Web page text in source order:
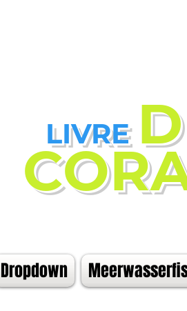
LIVRE
Dropdown